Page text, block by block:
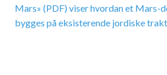
Mars» (PDF) viser hvordan et Mars-
bygges på eksisterende jordiske